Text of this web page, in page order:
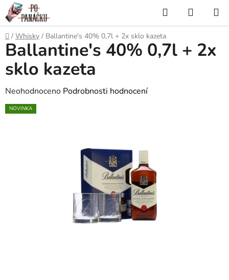
Přejít
na
obsah
Hledat
KOŠÍK
Domů
/ Whisky / Ballantine's 40% 0,7l + 2x sklo kazeta
Ballantine's 40% 0,7l + 2x
sklo kazeta
Průměrné
hodnocení
Neohodnoceno Podrobnosti hodnocení
NOVINKA